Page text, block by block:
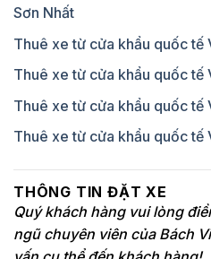
Sơn Nhất
Thuê xe từ cửa khẩu quốc tế
Thuê xe từ cửa khẩu quốc tế
Thuê xe từ cửa khẩu quốc tế
Thuê xe từ cửa khẩu quốc tế
THÔNG TIN ĐẶT XE
Quý khách hàng vui lòng
ngũ chuyên viên của Bách